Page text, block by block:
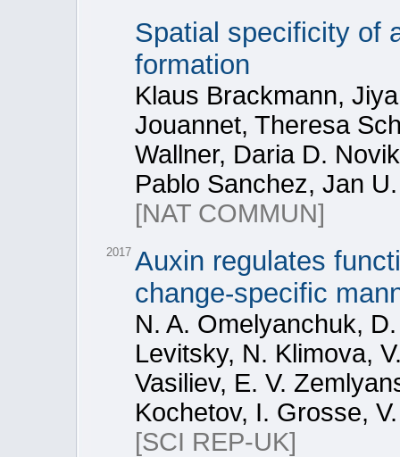
Spatial specificity of
formation
Klaus Brackmann,
Jouannet, Theresa
Wallner, Daria D.
Pablo Sanchez, Jan
[NAT COMMUN]
2017 Auxin regulates
change-specific
N. A. Omelyanchuk,
Levitsky, N. Klimova,
Vasiliev, E. V.
Kochetov, I. Grosse,
[SCI REP-UK]